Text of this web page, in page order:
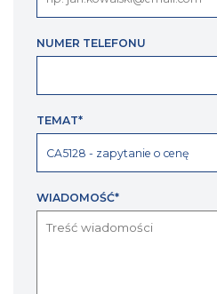
NUMER TELEFONU
TEMAT*
WIADOMOŚĆ*